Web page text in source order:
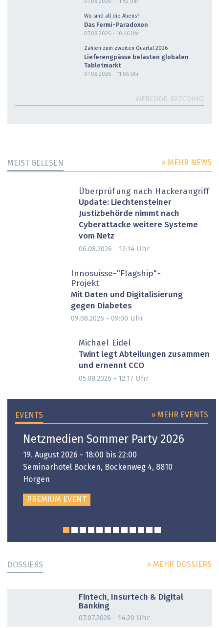
07.08.2026 - 11:50 Uhr
Wo sind all die Aliens?
Das Fermi-Paradoxon
07.08.2026 - 10:46 Uhr
Zahlen zum zweiten Quartal 2026
Lieferengpässe belasten globalen
Tabletmarkt
07.08.2026 - 11:06 Uhr
WEBCODE 6XZCQIHO
MEIST GELESEN » MEHR NEWS
Überprüfung nach Hackerangriff
Update: Liechtensteiner
Justizbehörde nimmt nach
Cyberattacke weitere Systeme
vom Netz
06.08.2026 - 12:14 Uhr
Innosuisse-"Flagship"-
Projekt
Mit Daten und Digitalisierung
gegen Diabetes
09.08.2026 - 09:00 Uhr
Michael Eidel
Twint legt Abteilungen zusammen
und ernennt CCO
05.08.2026 - 12:17 Uhr
EVENTS » MEHR EVENTS
Netzmedien Sommer Party 2026
19. August 2026 - 18:00 bis 22:00
Seminarhotel Bocken, Bockenweg 4, 8810
Horgen
PREMIUM EVENT
DOSSIERS » MEHR DOSSIERS
Fintech, Insurtech & Digital
Banking
07.07.2026 - 14:20 Uhr